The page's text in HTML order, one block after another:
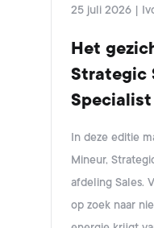
25 juli 2026 |
Het
Strategic
In deze editie
Mineur,
afdeling Sales.
op zoek naar